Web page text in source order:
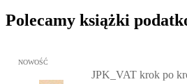
Polecamy książki
Przejdź do: JPK_VAT krok po kroku
NOWOŚĆ
JPK_VAT krok po